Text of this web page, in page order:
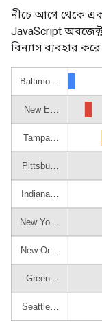
নীচে আগে থেকে
JavaScript অবজেক্ট
বিন্যাস ব্যবহার